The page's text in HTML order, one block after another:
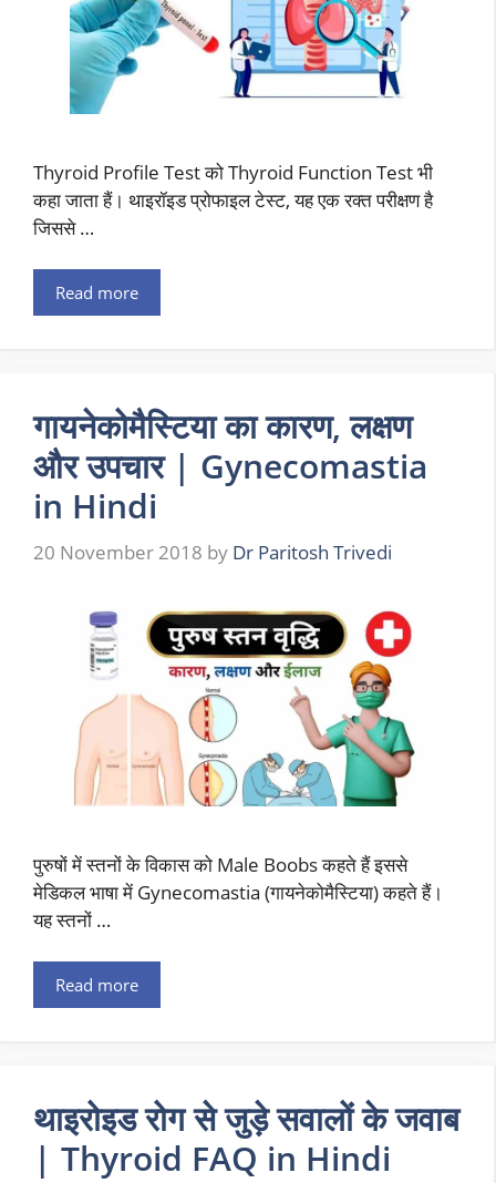
Thyroid Profile Test को Thyroid Function Test भी
कहा जाता हैं। थाइरॉइड प्रोफाइल टेस्ट, यह एक रक्त परीक्षण है
जिससे …
Read more
गायनेकोमैस्टिया का कारण, लक्षण
और उपचार | Gynecomastia
in Hindi
20 November 2018 by Dr Paritosh Trivedi
पुरुषों में स्तनों के विकास को Male Boobs कहते हैं इससे
मेडिकल भाषा में Gynecomastia (गायनेकोमैस्टिया) कहते हैं।
यह स्तनों …
Read more
थाइरोइड रोग से जुड़े सवालों के जवाब
| Thyroid FAQ in Hindi